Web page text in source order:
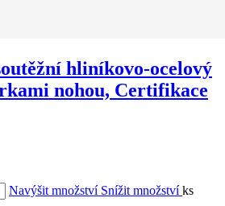
hliníkovo-ocelový
nohou, Certifikace
Navýšit množství Snížit množstvíks